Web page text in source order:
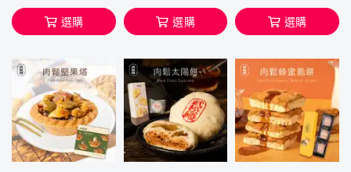
選購 選購 選購